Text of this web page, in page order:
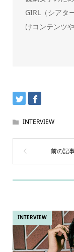
GIRL（シアタ
けコンテンツ
INTERVIEW
INTERVIEW